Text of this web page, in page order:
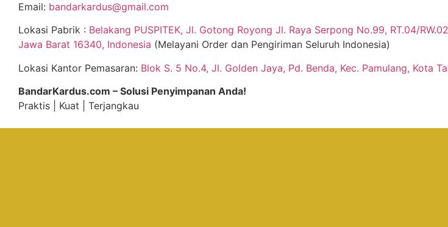
Email: bandarkardus@gmail.com
Lokasi Pabrik : Belakang PUSPITEK, Jl. Gotong Royong Jl. Raya Serpong No.99, RT.04/
Jawa Barat 16340, Indonesia (Melayani Order dan Pengiriman Seluruh Indonesia)
Lokasi Kantor Pemasaran: Blok S. 5 No.4, Jl. Golden Jaya, Pd. Benda, Kec. Pamulang, Kota
BandarKardus.com – Solusi Penyimpanan Anda!
Praktis | Kuat | Terjangkau